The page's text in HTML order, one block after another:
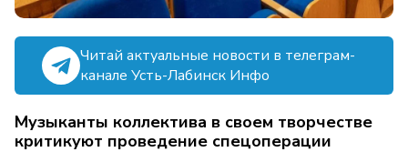
Читай актуальные новости в телеграм-
канале Усть-Лабинск Инфо
Музыканты коллектива в своем творчестве
критикуют проведение спецоперации